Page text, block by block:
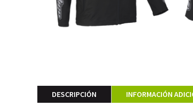
DESCRIPCIÓN INFORMACIÓN